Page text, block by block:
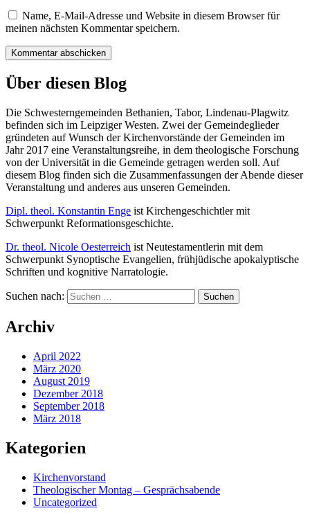
Name, E-Mail-Adresse und Website in diesem Browser für
meinen nächsten Kommentar speichern.
Über diesen Blog
Die Schwesterngemeinden Bethanien, Tabor, Lindenau-Plagwitz
befinden sich im Leipziger Westen. Zwei der Gemeindeglieder
gründeten auf Wunsch der Kirchenvorstände der Gemeinden im
Jahr 2017 eine Veranstaltungsreihe, in dem theologische Forschung
von der Universität in die Gemeinde getragen werden soll. Auf
diesem Blog finden sich die Zusammenfassungen der Abende dieser
Veranstaltung und anderes aus unseren Gemeinden.
Dipl. theol. Konstantin Enge ist Kirchengeschichtler mit
Schwerpunkt Reformationsgeschichte.
Dr. theol. Nicole Oesterreich ist Neutestamentlerin mit dem
Schwerpunkt Synoptische Evangelien, frühjüdische apokalyptische
Schriften und kognitive Narratologie.
Suchen nach:
Archiv
April 2022
März 2020
August 2019
Dezember 2018
September 2018
März 2018
Kategorien
Kirchenvorstand
Theologischer Montag – Gesprächsabende
Uncategorized